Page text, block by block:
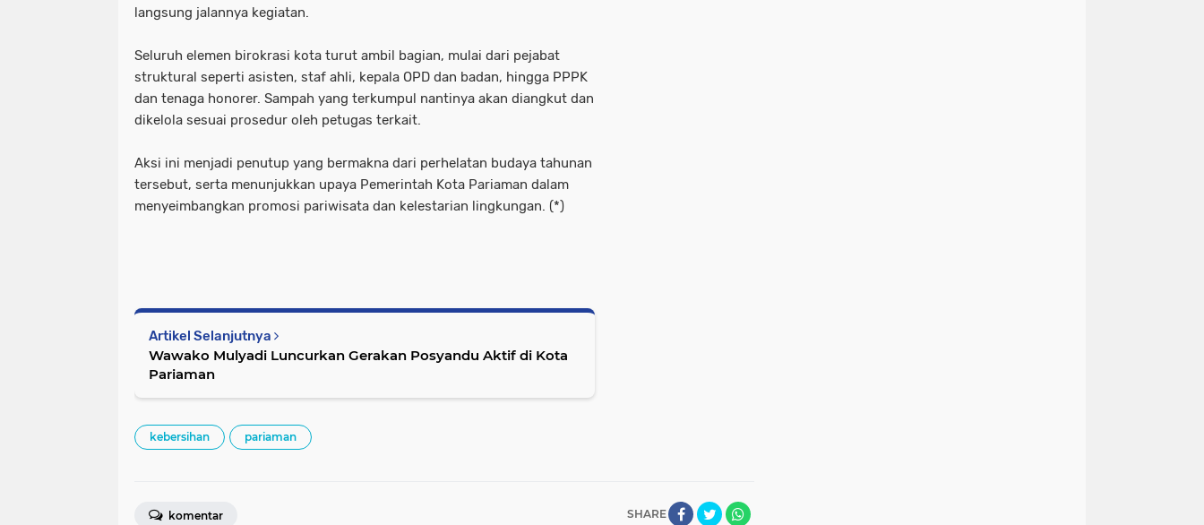
langsung jalannya kegiatan.
Seluruh elemen birokrasi kota turut ambil bagian, mulai dari pejabat
struktural seperti asisten, staf ahli, kepala OPD dan badan, hingga PPPK
dan tenaga honorer. Sampah yang terkumpul nantinya akan diangkut dan
dikelola sesuai prosedur oleh petugas terkait.
Aksi ini menjadi penutup yang bermakna dari perhelatan budaya tahunan
tersebut, serta menunjukkan upaya Pemerintah Kota Pariaman dalam
menyeimbangkan promosi pariwisata dan kelestarian lingkungan. (*)
Artikel Selanjutnya
Wawako Mulyadi Luncurkan Gerakan Posyandu Aktif di Kota
Pariaman
kebersihan pariaman
SHARE
komentar